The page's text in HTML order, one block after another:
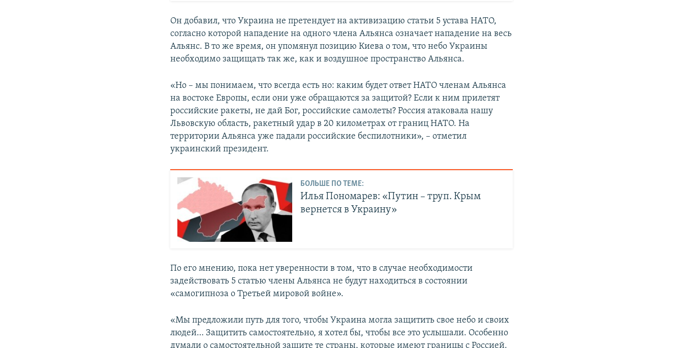
Он добавил, что Украина не претендует на активизацию статьи 5 устава НАТО,
согласно которой нападение на одного члена Альянса означает нападение на весь
Альянс. В то же время, он упомянул позицию Киева о том, что небо Украины
необходимо защищать так же, как и воздушное пространство Альянса.
«Но – мы понимаем, что всегда есть но: каким будет ответ НАТО членам Альянса
на востоке Европы, если они уже обращаются за защитой? Если к ним прилетят
российские ракеты, не дай Бог, российские самолеты? Россия атаковала нашу
Львовскую область, ракетный удар в 20 километрах от границ НАТО. На
территории Альянса уже падали российские беспилотники», – отметил
украинский президент.
БОЛЬШЕ ПО ТЕМЕ:
Илья Пономарев: «Путин – труп. Крым
вернется в Украину»
По его мнению, пока нет уверенности в том, что в случае необходимости
задействовать 5 статью члены Альянса не будут находиться в состоянии
«самогипноза о Третьей мировой войне».
«Мы предложили путь для того, чтобы Украина могла защитить свое небо и своих
людей… Защитить самостоятельно, я хотел бы, чтобы все это услышали. Особенно
думали о самостоятельной защите те страны, которые имеют границы с Россией.